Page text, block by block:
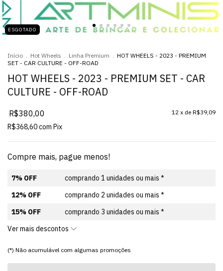
ESGOTADO
Início . Hot Wheels . Linha Premium . HOT WHEELS - 2023 - PREMIUM
SET - CAR CULTURE - OFF-ROAD
HOT WHEELS - 2023 - PREMIUM SET - CAR
CULTURE - OFF-ROAD
R$380,00 12 x de R$39,09
R$368,60com Pix
Compre mais, pague menos!
7% OFF
comprando 1 unidades ou mais *
12% OFF
comprando 2 unidades ou mais *
15% OFF
comprando 3 unidades ou mais *
Ver mais descontos
(*) Não acumulável com algumas promoções